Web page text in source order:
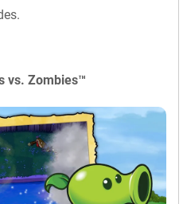
vs. Zombies™